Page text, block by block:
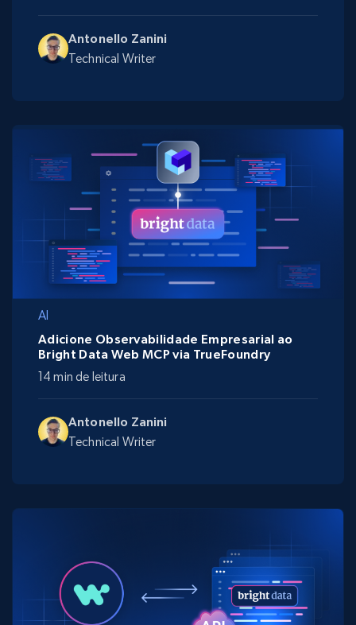
Antonello Zanini
Technical Writer
AI
Antonello Zanini
Technical Writer
Adicione Observabilidade Empresarial ao
Bright Data Web MCP via TrueFoundry
14 min de leitura